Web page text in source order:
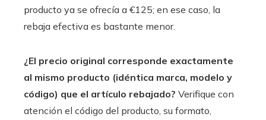
producto ya se ofrecía a €125; en ese caso, la
rebaja efectiva es bastante menor.
¿El precio original corresponde exactamente
al mismo producto (idéntica marca, modelo y
código) que el artículo rebajado? Verifique con
atención el código del producto, su formato,